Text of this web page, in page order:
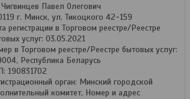
Павел Олегович
г. Минск, ул. Тикоцкого 42-159
регистрации в Торговом реестре/Реестре
услуг: 03.05.2021
в Торговом реестре/Реестре бытовых услуг:
Республика Беларусь
190831702
орган: Минский городской
комитет, Номер и адрес